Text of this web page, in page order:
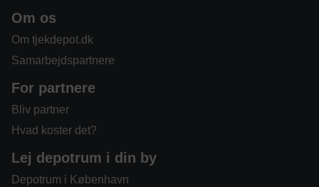
Om os
Om tjekdepot.dk
Samarbejdspartnere
For partnere
Bliv partner
Hvad koster det?
Lej depotrum i din by
Depotrum i København